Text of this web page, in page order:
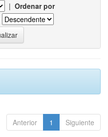
| Ordenar por
Anterior 1 Siguiente